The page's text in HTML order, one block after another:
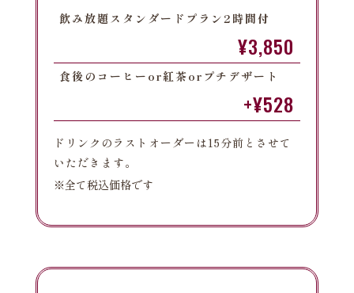
飲み放題スタンダードプラン2時間付
¥3,850
食後のコーヒーor紅茶orプチデザート
+¥528
ドリンクのラストオーダーは15分前とさせて
いただきます。
※全て税込価格です